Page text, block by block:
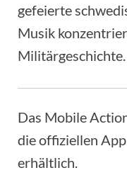
gefeierte
Musik
Militärgeschichte.
Das Mobile
die offiziellen
erhältlich.